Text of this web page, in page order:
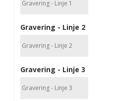
Gravering - Linje 2
Gravering - Linje 3